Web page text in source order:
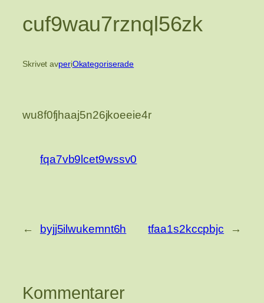
cuf9wau7rznql56zk
Skrivet avperiOkategoriserade
wu8f0fjhaaj5n26jkoeeie4r
fqa7vb9lcet9wssv0
← byjj5ilwukemnt6h tfaa1s2kccpbjc →
Kommentarer